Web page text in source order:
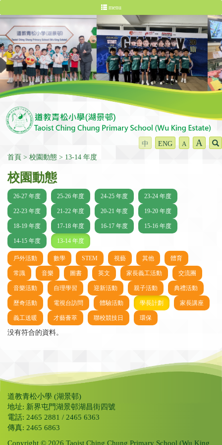
menu
中 ENG A A
首頁 校園動態 13-14 年度
校園動態
26-27 年度 25-26 年度 24-25 年度 23-24 年度
22-23 年度 21-22 年度 20-21 年度 19-20 年度
18-19 年度 17-18 年度 16-17 年度 15-16 年度
14-15 年度 13-14 年度
戶外活動 數學 STEM 視藝 其他 體育
常識 音樂 圖書 英文 家長義工活動 交流團
音樂活動 自理學習 迎新活動 親子活動 典禮活動
歷奇活動 電視台訪問 體驗活動 學長計劃 家長講座
義工送暖 才藝薈萃 聯校競技日 環保
没有符合的資料。
道教青松小學 (湖景邨)
地址: 新界屯門湖景邨湖昌街四號
電話: 2465 2881 / 2465 6363
傳真: 2465 6863
Copyright © 2026 Taoist Ching Chung Primary School (Wu King